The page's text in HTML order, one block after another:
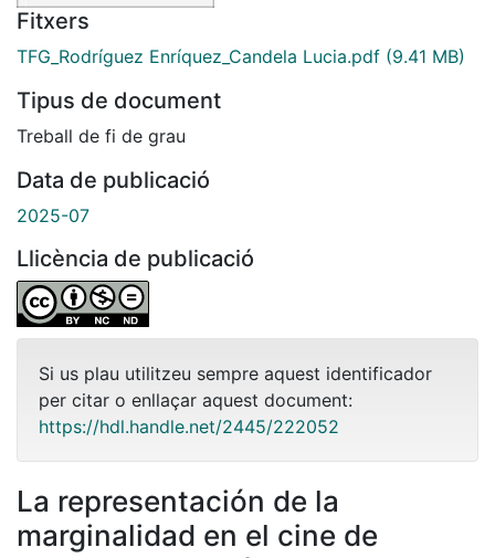
Fitxers
TFG_Rodríguez Enríquez_Candela Lucia.pdf (9.41 MB)
Tipus de document
Treball de fi de grau
Data de publicació
2025-07
Llicència de publicació
Si us plau utilitzeu sempre aquest identificador
per citar o enllaçar aquest document:
https://hdl.handle.net/2445/222052
La representación de la
marginalidad en el cine de